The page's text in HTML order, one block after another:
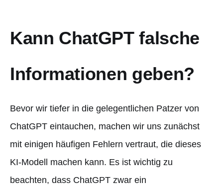
Kann ChatGPT falsche
Informationen geben?
Bevor wir tiefer in die gelegentlichen Patzer von
ChatGPT eintauchen, machen wir uns zunächst
mit einigen häufigen Fehlern vertraut, die dieses
KI-Modell machen kann. Es ist wichtig zu
beachten, dass ChatGPT zwar ein